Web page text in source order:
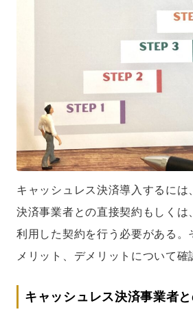
キャッシュレス決済導入するには
決済事業者との直接契約もしくは
利用した契約を行う必要がある。
メリット、デメリットについて確
キャッシュレス決済事業者